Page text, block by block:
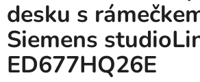
desku s
Siemens
ED677HQ26E